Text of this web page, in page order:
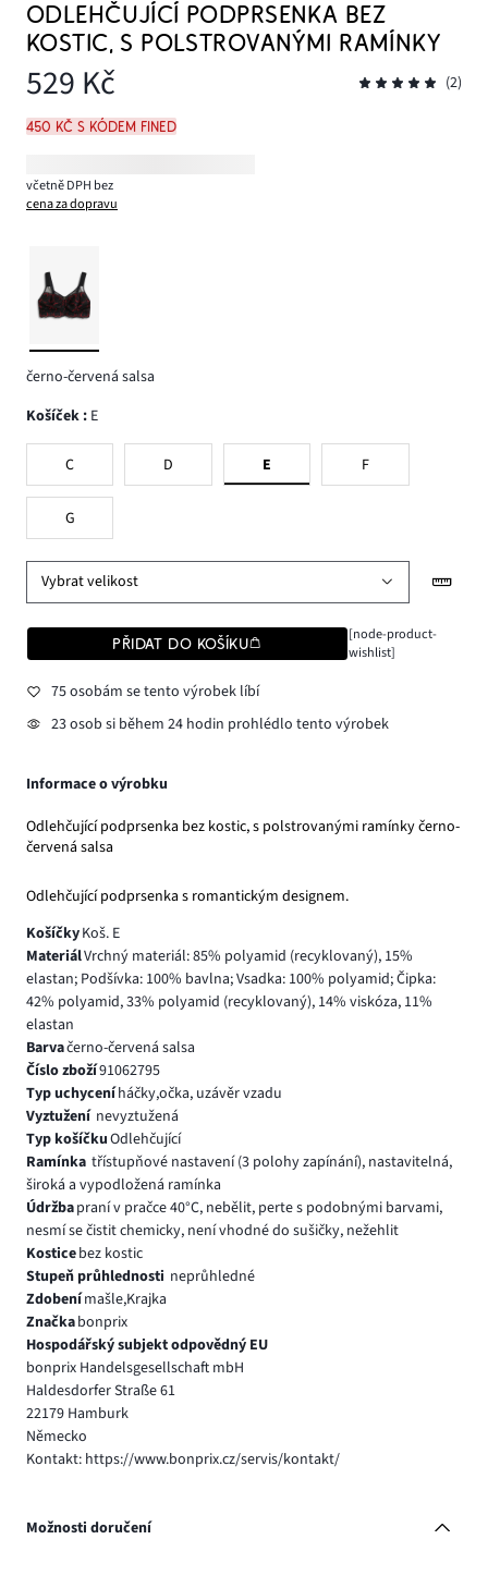
ODLEHČUJÍCÍ PODPRSENKA BEZ
KOSTIC, S POLSTROVANÝMI RAMÍNKY
529 Kč (2)
450 Kč s kódem FINED
včetně DPH bez
cena za dopravu
černo-červená salsa
Košíček : E
C D E F
G
Vybrat velikost
PŘIDAT DO KOŠÍKU
[node-product-
wishlist]
75 osobám se tento výrobek líbí
23 osob si během 24 hodin prohlédlo tento výrobek
Informace o výrobku
Odlehčující podprsenka bez kostic, s polstrovanými ramínky černo-
červená salsa
Odlehčující podprsenka s romantickým designem.
KošíčkyKoš. E
MateriálVrchný materiál: 85% polyamid (recyklovaný), 15%
elastan; Podšívka: 100% bavlna; Vsadka: 100% polyamid; Čipka:
42% polyamid, 33% polyamid (recyklovaný), 14% viskóza, 11%
elastan
Barvačerno-červená salsa
Číslo zboží91062795
Typ uchyceníháčky,očka, uzávěr vzadu
Vyztužení nevyztužená
Typ košíčkuOdlehčující
Ramínka třístupňové nastavení (3 polohy zapínání), nastavitelná,
široká a vypodložená ramínka
Údržbapraní v pračce 40°C, nebělit, perte s podobnými barvami,
nesmí se čistit chemicky, není vhodné do sušičky, nežehlit
Kosticebez kostic
Stupeň průhlednosti neprůhledné
Zdobenímašle,Krajka
Značkabonprix
Hospodářský subjekt odpovědný EU
bonprix Handelsgesellschaft mbH
Haldesdorfer Straße 61
22179 Hamburk
Německo
Kontakt: https://www.bonprix.cz/servis/kontakt/
Možnosti doručení